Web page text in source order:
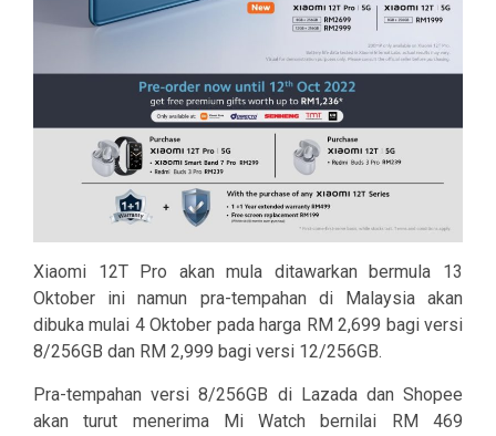
Xiaomi 12T Pro akan mula ditawarkan bermula 13
Oktober ini namun pra-tempahan di Malaysia akan
dibuka mulai 4 Oktober pada harga RM 2,699 bagi versi
8/256GB dan RM 2,999 bagi versi 12/256GB.
Pra-tempahan versi 8/256GB di Lazada dan Shopee
akan turut menerima Mi Watch bernilai RM 469